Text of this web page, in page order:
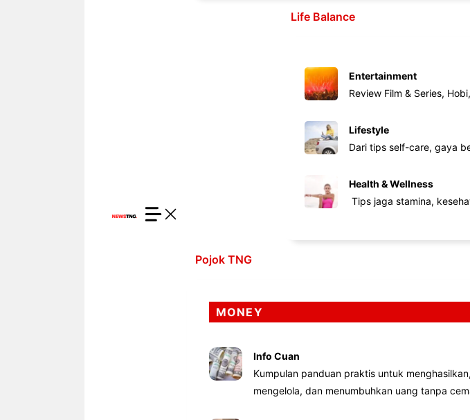
Life Balance
Entertainment
Review Film & Series,
Lifestyle
Dari tips self-care, gaya
Health & Wellness
Tips jaga stamina,
Pojok TNG
MONEY
Info Cuan
Kumpulan panduan praktis untuk menghasilkan,
mengelola, dan menumbuhkan uang tanpa